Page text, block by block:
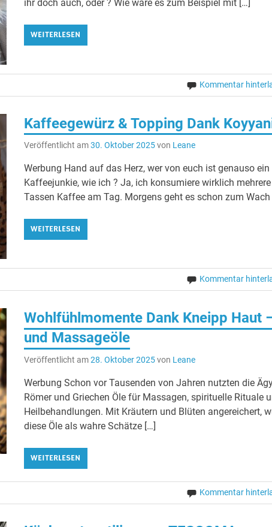
ihr doch auch, oder ? Wie wäre es zum Beispiel mit […]
WEITERLESEN
Kommentar
Kaffeegewürz & Topping Dank
Veröffentlicht am30. Oktober 2025von Leane
Werbung Hand auf das Herz, wer von euch ist genauso ein
Kaffeejunkie, wie ich ? Ja, ich konsumiere wirklich mehrere
Tassen Kaffee am Tag. Morgens geht es schon zum Wach
WEITERLESEN
Kommentar
Wohlfühlmomente Dank Kneipp Haut
und Massageöle
Veröffentlicht am28. Oktober 2025von Leane
Werbung Schon vor Tausenden von Jahren nutzten die
Römer und Griechen Öle für Massagen, spirituelle Rituale
Heilbehandlungen. Mit Kräutern und Blüten angereichert,
diese Öle als wahre Schätze […]
WEITERLESEN
Kommentar